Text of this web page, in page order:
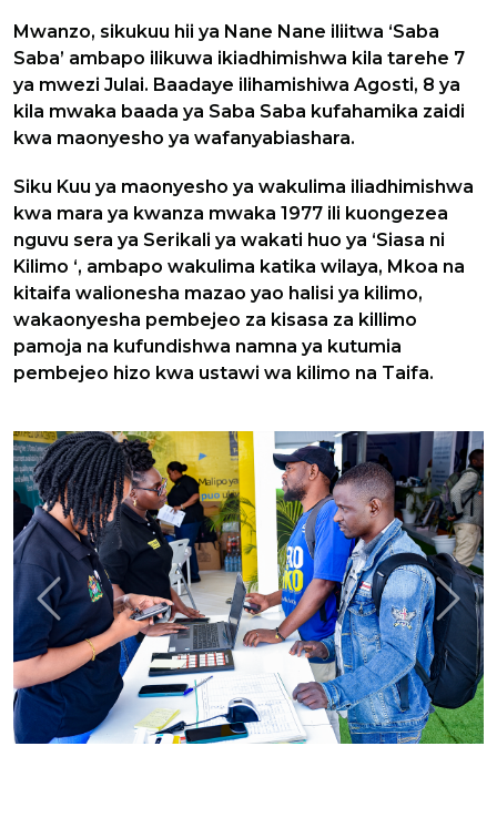
Mwanzo, sikukuu hii ya Nane Nane iliitwa ‘Saba
Saba’ ambapo ilikuwa ikiadhimishwa kila tarehe 7
ya mwezi Julai. Baadaye ilihamishiwa Agosti, 8 ya
kila mwaka baada ya Saba Saba kufahamika zaidi
kwa maonyesho ya wafanyabiashara.
Siku Kuu ya maonyesho ya wakulima iliadhimishwa
kwa mara ya kwanza mwaka 1977 ili kuongezea
nguvu sera ya Serikali ya wakati huo ya ‘Siasa ni
Kilimo ‘, ambapo wakulima katika wilaya, Mkoa na
kitaifa walionesha mazao yao halisi ya kilimo,
wakaonyesha pembejeo za kisasa za killimo
pamoja na kufundishwa namna ya kutumia
pembejeo hizo kwa ustawi wa kilimo na Taifa.
Previous Next